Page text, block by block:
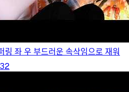
좌 우 부드러운 속삭임으로 재워